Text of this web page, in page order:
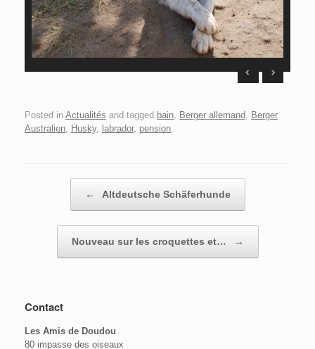
Posted in Actualités and tagged bain, Berger allemand, Berger
Australien, Husky, labrador, pension.
← Altdeutsche Schäferhunde
Nouveau sur les croquettes et… →
Contact
Les Amis de Doudou
80 impasse des oiseaux